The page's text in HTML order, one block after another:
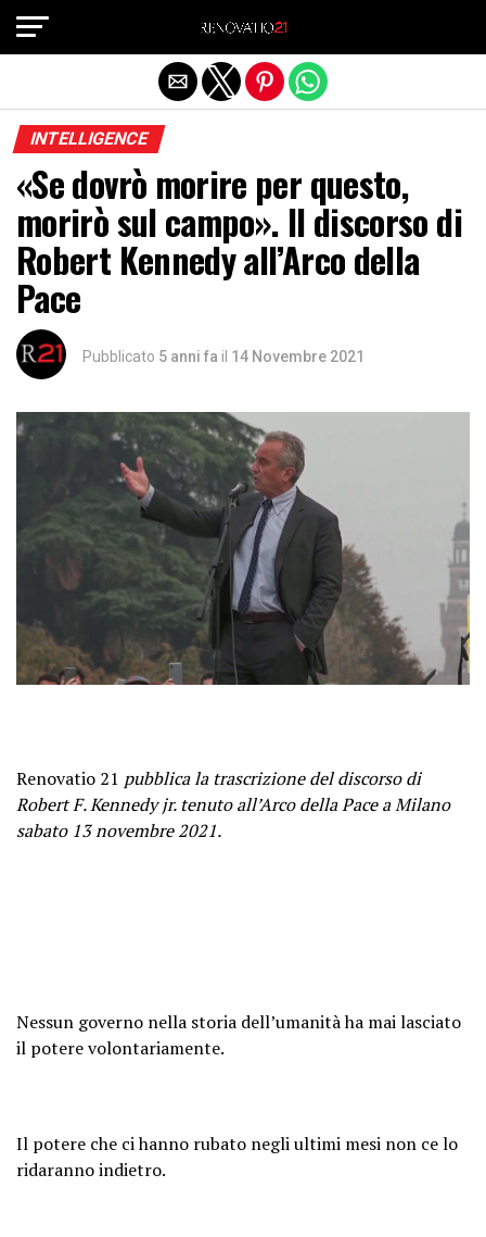
INTELLIGENCE
«Se dovrò morire per questo,
morirò sul campo». Il discorso di
Robert Kennedy all’Arco della
Pace
Pubblicato 5 anni fa il 14 Novembre 2021
Renovatio 21 pubblica la trascrizione del discorso di
Robert F. Kennedy jr. tenuto all’Arco della Pace a Milano
sabato 13 novembre 2021.
Nessun governo nella storia dell’umanità ha mai lasciato
il potere volontariamente.
Il potere che ci hanno rubato negli ultimi mesi non ce lo
ridaranno indietro.
Exit mobile version